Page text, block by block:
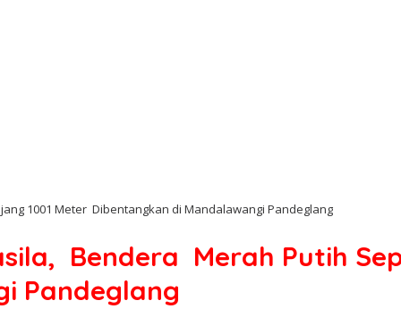
1001 Meter Dibentangkan di Mandalawangi Pandeglang
Bendera Merah Putih
Pandeglang